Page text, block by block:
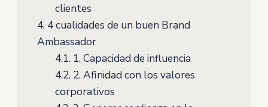
clientes
4.4 cualidades de un buen Brand
Ambassador
4.1.1. Capacidad de influencia
4.2.2. Afinidad con los valores
corporativos